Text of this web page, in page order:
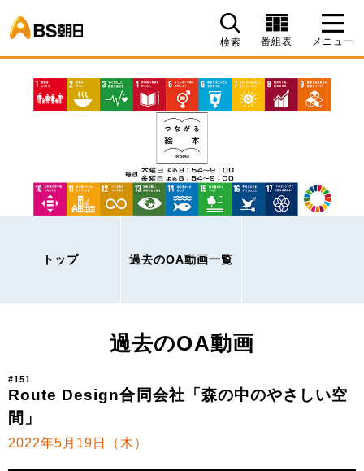
検索 番組表 メニュー
トップ 過去のOA動画一覧
過去のOA動画
#151
Route Design合同会社「森の中のやさしい空
間」
2022年5月19日（木）